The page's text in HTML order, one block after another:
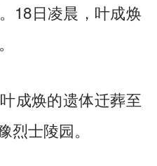
18日凌晨，叶成焕
焕的遗体迁葬至
烈士陵园。